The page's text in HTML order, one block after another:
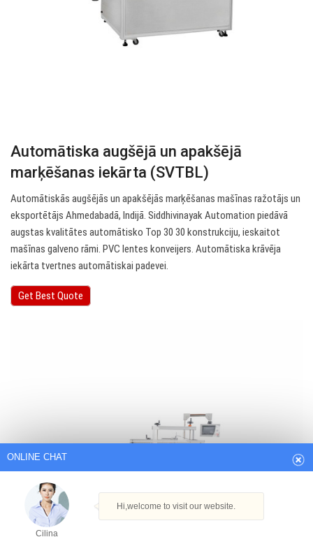
Automātiska augšējā un apakšējā
marķēšanas iekārta (SVTBL)
Automātiskās augšējās un apakšējās marķēšanas mašīnas ražotājs un
eksportētājs Ahmedabadā, Indijā. Siddhivinayak Automation piedāvā
augstas kvalitātes automātisko Top 30 30 konstrukciju, ieskaitot
mašīnas galveno rāmi. PVC lentes konveijers. Automātiska krāvēja
iekārta tvertnes automātiskai padevei.
Get Best Quote
Hi,welcome to visit our website.
Cilina